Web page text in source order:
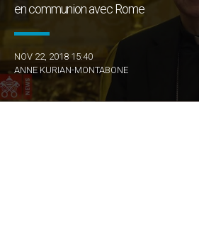
en communion avec Rome
NOV 22, 2018 15:40
ANNE KURIAN-MONTABONE